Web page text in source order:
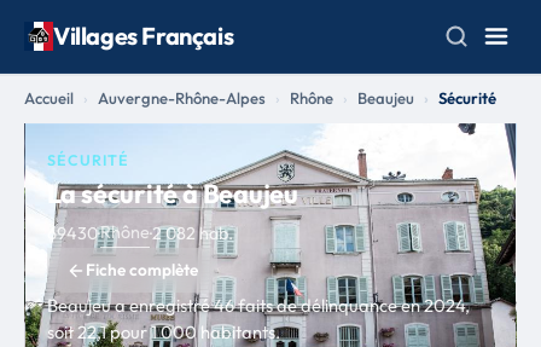
Villages Français
Accueil Auvergne-Rhône-Alpes Rhône Beaujeu Sécurité
SÉCURITÉ
La sécurité à Beaujeu
69430·Rhône·2 082 hab.
Fiche complète
Beaujeu a enregistré 46 faits de délinquance en 2024,
soit 22,1 pour 1 000 habitants.